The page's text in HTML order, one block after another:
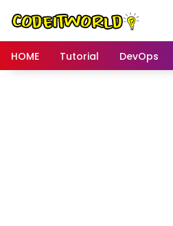
HOME
Tutorial DevOps